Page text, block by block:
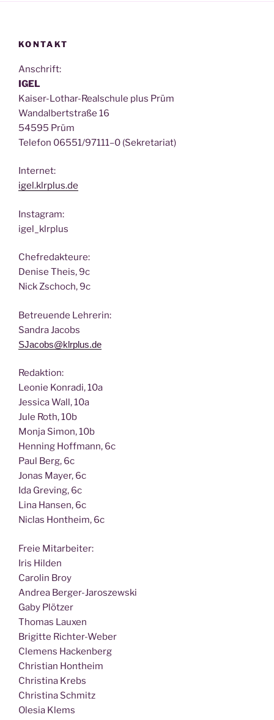
KONTAKT
Anschrift:
IGEL
Kai­ser-Lothar-Real­schu­le plus Prüm
Wan­dal­bert­stra­ße 16
54595 Prüm
Tele­fon 06551/97111–0 (Sekre­ta­ri­at)
Inter­net:
igel.klrplus.de
Insta­gram:
igel_klrplus
Chef­re­dak­teu­re:
Deni­se Theis, 9c
Nick Zscho­ch, 9c
Betreu­en­de Lehrerin:
San­dra Jacobs
SJacobs@klrplus.de
Redak­ti­on:
Leo­nie Kon­ra­di, 10a
Jes­si­ca Wall, 10a
Jule Roth, 10b
Mon­ja Simon, 10b
Hen­ning Hoff­mann, 6c
Paul Berg, 6c
Jonas May­er, 6c
Ida Gre­ving, 6c
Lina Han­sen, 6c
Nic­las Hont­heim, 6c
Freie Mit­ar­bei­ter:
Iris Hilden
Caro­lin Broy
Andrea Berger-Jaroszewski
Gaby Plötzer
Tho­mas Lauxen
Bri­git­te Richter-Weber
Cle­mens Hackenberg
Chris­ti­an Hontheim
Chris­ti­na Krebs
Chris­ti­na Schmitz
Ole­sia Klems